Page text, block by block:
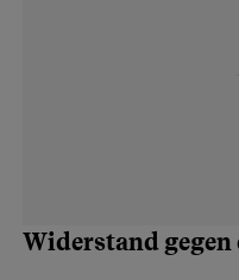
Widerstand